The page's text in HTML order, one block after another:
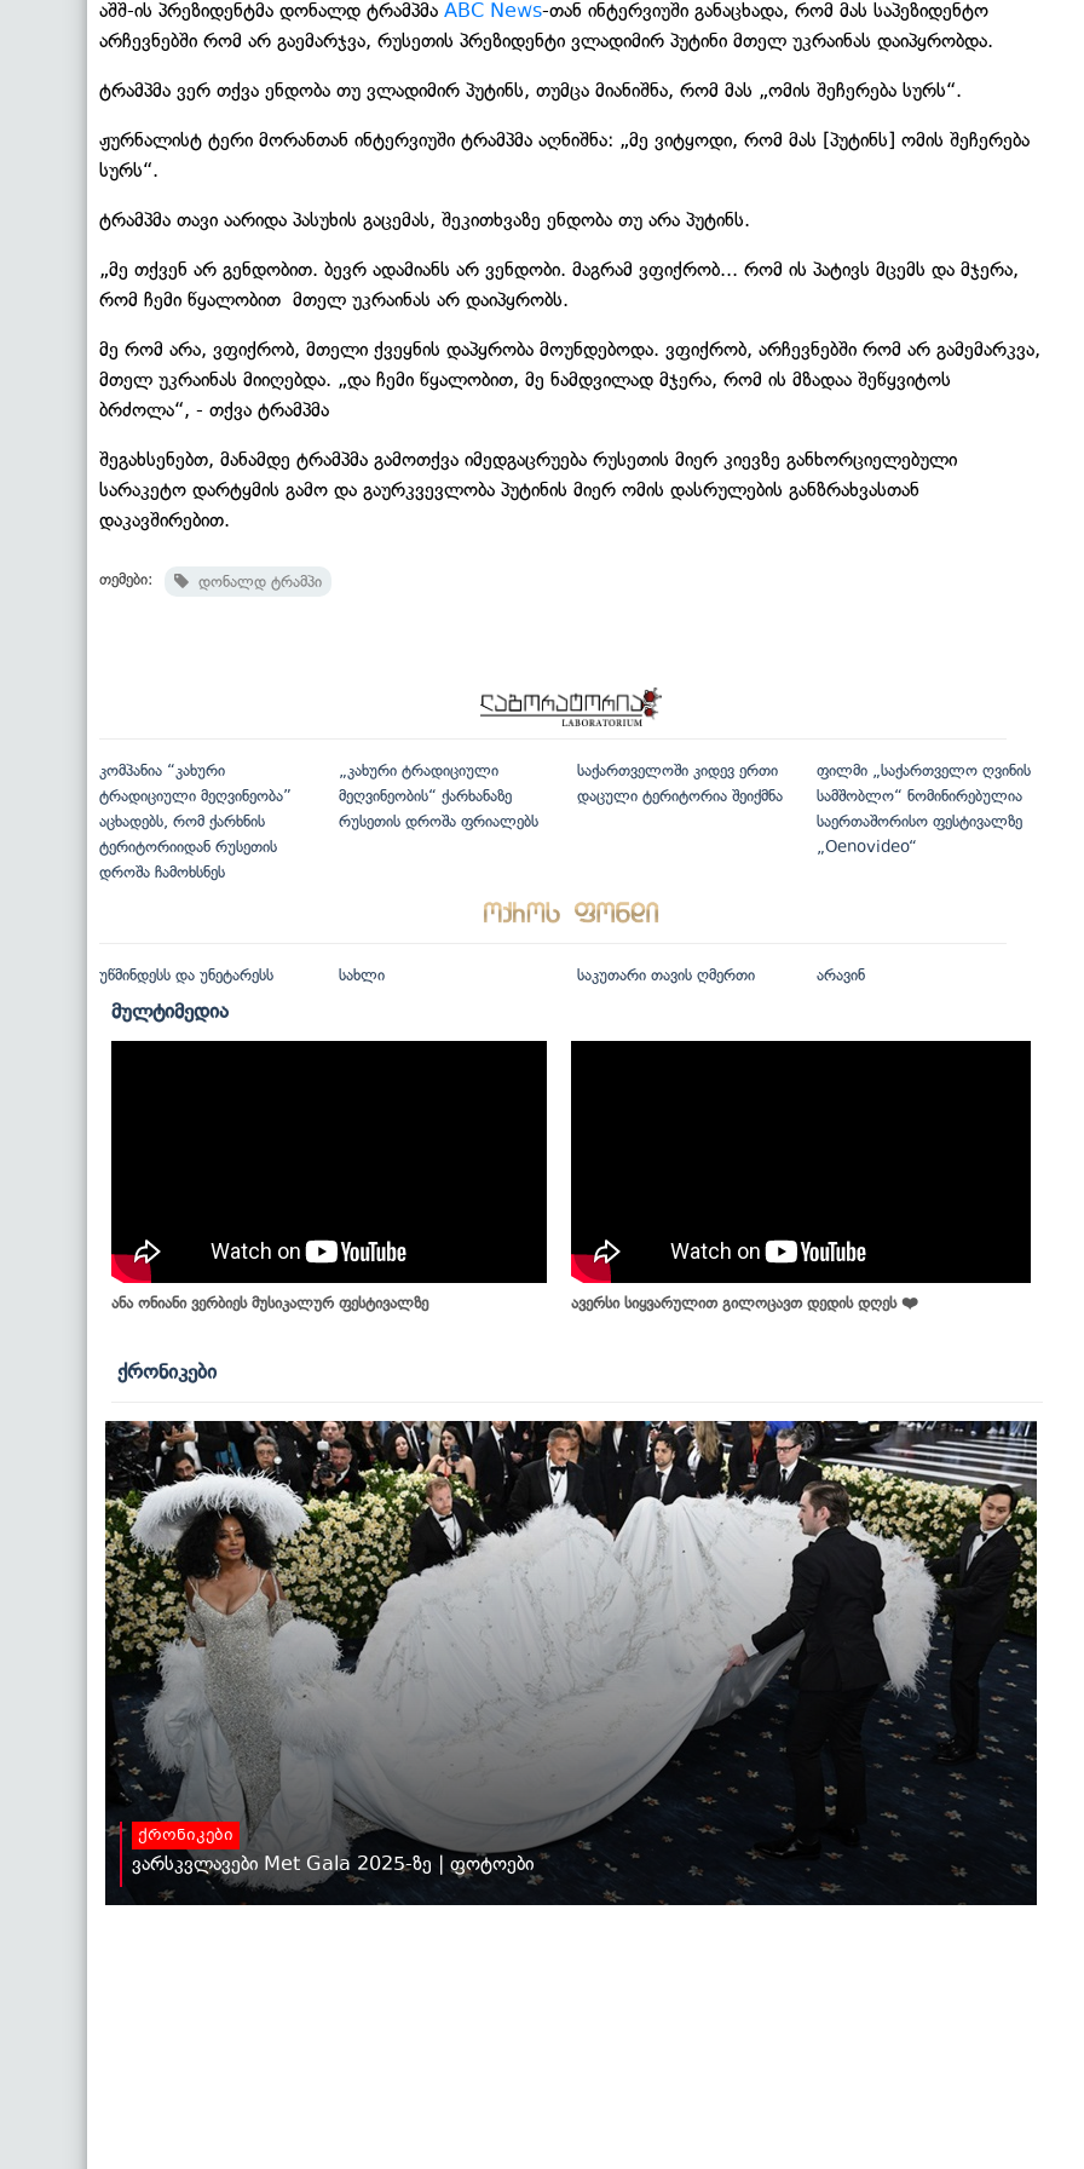
აშშ-ის პრეზიდენტმა დონალდ ტრამპმა ABC News-თან ინტერვიუში განაცხადა, რომ მას საპეზიდენტო
არჩევნებში რომ არ გაემარჯვა, რუსეთის პრეზიდენტი ვლადიმირ პუტინი მთელ უკრაინას დაიპყრობდა.
ტრამპმა ვერ თქვა ენდობა თუ ვლადიმირ პუტინს, თუმცა მიანიშნა, რომ მას „ომის შეჩერება სურს“.
ჟურნალისტ ტერი მორანთან ინტერვიუში ტრამპმა აღნიშნა: „მე ვიტყოდი, რომ მას [პუტინს] ომის შეჩერება
სურს“.
ტრამპმა თავი აარიდა პასუხის გაცემას, შეკითხვაზე ენდობა თუ არა პუტინს.
„მე თქვენ არ გენდობით. ბევრ ადამიანს არ ვენდობი. მაგრამ ვფიქრობ... რომ ის პატივს მცემს და მჯერა,
რომ ჩემი წყალობით მთელ უკრაინას არ დაიპყრობს.
მე რომ არა, ვფიქრობ, მთელი ქვეყნის დაპყრობა მოუნდებოდა. ვფიქრობ, არჩევნებში რომ არ გამემარკვა,
მთელ უკრაინას მიიღებდა. „და ჩემი წყალობით, მე ნამდვილად მჯერა, რომ ის მზადაა შეწყვიტოს
ბრძოლა“, - თქვა ტრამპმა
შეგახსენებთ, მანამდე ტრამპმა გამოთქვა იმედგაცრუება რუსეთის მიერ კიევზე განხორციელებული
სარაკეტო დარტყმის გამო და გაურკვევლობა პუტინის მიერ ომის დასრულების განზრახვასთან
დაკავშირებით.
თემები: დონალდ ტრამპი
კომპანია “კახური
ტრადიციული მეღვინეობა”
აცხადებს, რომ ქარხნის
ტერიტორიიდან რუსეთის
დროშა ჩამოხსნეს
„კახური ტრადიციული
მეღვინეობის“ ქარხანაზე
რუსეთის დროშა ფრიალებს
საქართველოში კიდევ ერთი
დაცული ტერიტორია შეიქმნა
ფილმი „საქართველო ღვინის
სამშობლო“ ნომინირებულია
საერთაშორისო ფესტივალზე
„Oenovideo“
უწმინდესს და უნეტარესს სახლი საკუთარი თავის ღმერთი არავინ
მულტიმედია
ანა ონიანი ვერბიეს მუსიკალურ ფესტივალზე ავერსი სიყვარულით გილოცავთ დედის დღეს ❤️
ქრონიკები
ქრონიკები
ვარსკვლავები Met Gala 2025-ზე | ფოტოები